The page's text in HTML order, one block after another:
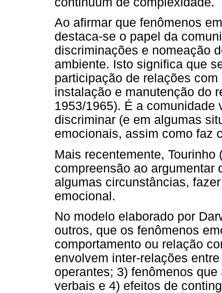
Ao afirmar que fenômenos
destaca-se o papel da
discriminações e nomeação
ambiente. Isto significa que
participação de relações
instalação e manutenção do
1953/1965). É a
discriminar (e em algumas
emocionais, assim como faz
Mais recentemente,
compreensão ao argumentar
algumas circunstâncias,
emocional.
No modelo elaborado por
outros, que os fenômenos
comportamento ou relação
envolvem inter-relações
operantes; 3) fenômenos
verbais e 4) efeitos de